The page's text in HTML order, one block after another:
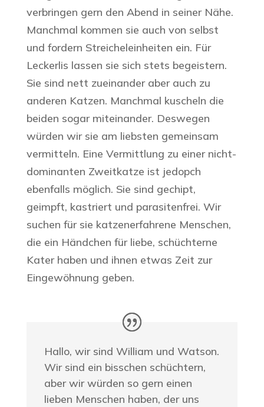
verbringen gern den Abend in seiner Nähe.
Manchmal kommen sie auch von selbst
und fordern Streicheleinheiten ein. Für
Leckerlis lassen sie sich stets begeistern.
Sie sind nett zueinander aber auch zu
anderen Katzen. Manchmal kuscheln die
beiden sogar miteinander. Deswegen
würden wir sie am liebsten gemeinsam
vermitteln. Eine Vermittlung zu einer nicht-
dominanten Zweitkatze ist jedopch
ebenfalls möglich. Sie sind gechipt,
geimpft, kastriert und parasitenfrei. Wir
suchen für sie katzenerfahrene Menschen,
die ein Händchen für liebe, schüchterne
Kater haben und ihnen etwas Zeit zur
Eingewöhnung geben.
Hallo, wir sind William und Watson.
Wir sind ein bisschen schüchtern,
aber wir würden so gern einen
lieben Menschen haben, der uns